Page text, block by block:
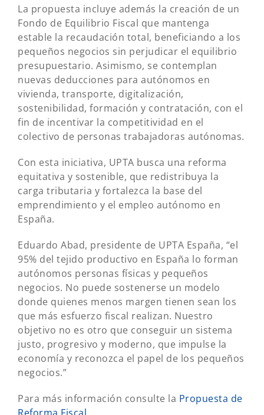
La propuesta incluye además la creación de un
Fondo de Equilibrio Fiscal que mantenga
estable la recaudación total, beneficiando a los
pequeños negocios sin perjudicar el equilibrio
presupuestario. Asimismo, se contemplan
nuevas deducciones para autónomos en
vivienda, transporte, digitalización,
sostenibilidad, formación y contratación, con el
fin de incentivar la competitividad en el
colectivo de personas trabajadoras autónomas.
Con esta iniciativa, UPTA busca una reforma
equitativa y sostenible, que redistribuya la
carga tributaria y fortalezca la base del
emprendimiento y el empleo autónomo en
España.
Eduardo Abad, presidente de UPTA España, “el
95% del tejido productivo en España lo forman
autónomos personas físicas y pequeños
negocios. No puede sostenerse un modelo
donde quienes menos margen tienen sean los
que más esfuerzo fiscal realizan. Nuestro
objetivo no es otro que conseguir un sistema
justo, progresivo y moderno, que impulse la
economía y reconozca el papel de los pequeños
negocios.”
Para más información consulte la Propuesta de